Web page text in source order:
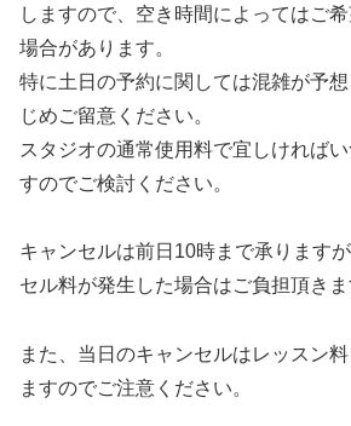
しますので、空き時間によってはご
場合があります。
特に土日の予約に関しては混雑が予
じめご留意ください。
スタジオの通常使用料で宜しければ
すのでご検討ください。
キャンセルは前日10時まで承ります
セル料が発生した場合はご負担頂きま
また、当日のキャンセルはレッスン
ますのでご注意ください。